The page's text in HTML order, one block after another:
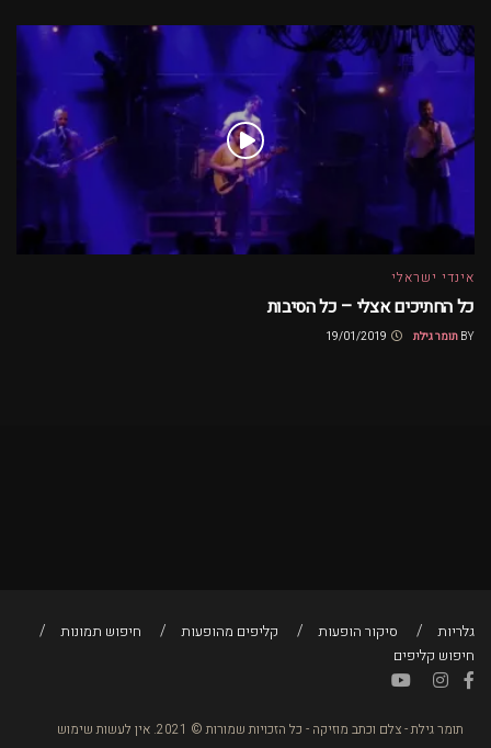
אינדי ישראלי
כל החתיכים אצלי – כל הסיבות
BY תומר גילת
גלריות סיקור הופעות קליפים מהופעות
חיפוש תמונות
חיפוש קליפים
תומר גילת - צלם וכתב מוזיקה - כל הזכויות שמורות © 2021. אין לעשות שימוש